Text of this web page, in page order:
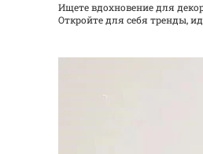
Ищете вдохновение для
Откройте для себя тренды,